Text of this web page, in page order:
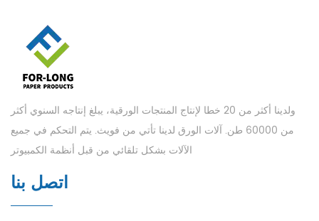
ولدينا أكثر من 20 خطا لإنتاج المنتجات الورقية، يبلغ إنتاجه السنوي أكثر
من 60000 طن. آلات الورق لدينا تأتي من فويث. يتم التحكم في جميع
الآلات بشكل تلقائي من قبل أنظمة الكمبيوتر
اتصل بنا